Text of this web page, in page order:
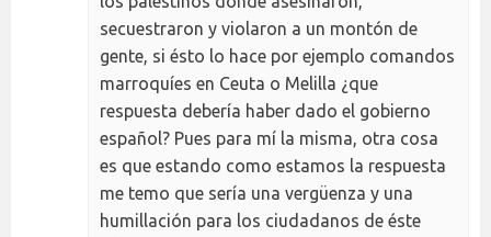
secuestraron y violaron a un montón de
gente, si ésto lo hace por ejemplo comandos
marroquíes en Ceuta o Melilla ¿que
respuesta debería haber dado el gobierno
español? Pues para mí la misma, otra cosa
es que estando como estamos la respuesta
me temo que sería una vergüenza y una
humillación para los ciudadanos de éste